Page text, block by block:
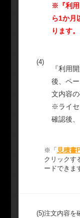
※『利用
ら1か月
ります。
(4)
『利用
後、ペ
文内容
※ライセ
確認後
※「 見積書
クリックす
ードできま
(5)注文内容を